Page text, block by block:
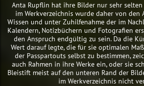
Anta Rupflin hat ihre Bilder nur sehr
im Werkverzeichnis wurde daher von den
Wissen und unter Zuhilfenahme der im
Kalendern, Notizbüchern und Fotografien
den Anspruch endgültig zu sein. Da die
Wert darauf legte, die für sie optimalen
der Passpartouts selbst zu bestimmen,
auch Rahmen in ihre Werke ein, oder sie
Bleistift meist auf den unteren Rand der
im Werkverzeichnis nicht